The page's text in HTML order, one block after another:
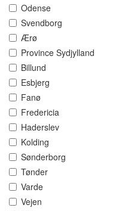
Odense
Svendborg
Ærø
Province Sydjylland
Billund
Esbjerg
Fanø
Fredericia
Haderslev
Kolding
Sønderborg
Tønder
Varde
Vejen